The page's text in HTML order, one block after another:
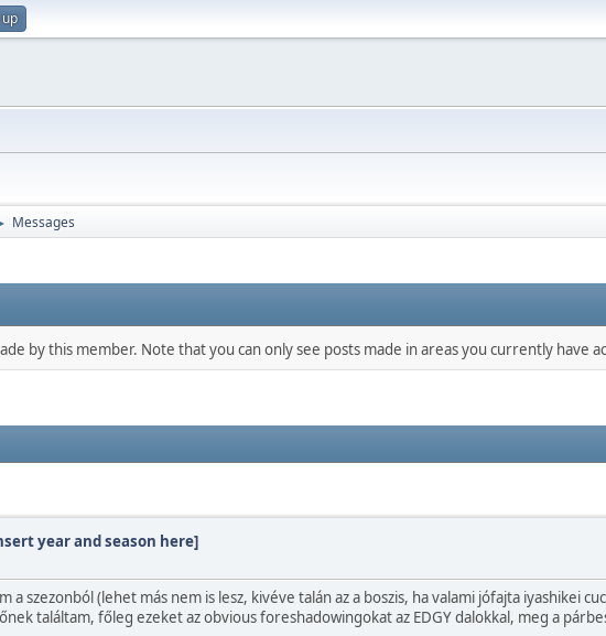
Messages
by this member. Note that you can only see posts made in areas you currently have
year and season here]
a szezonból (lehet más nem is lesz, kivéve talán az a boszis, ha valami jófajta iyashikei
találtam, főleg ezeket az obvious foreshadowingokat az EDGY dalokkal, meg a